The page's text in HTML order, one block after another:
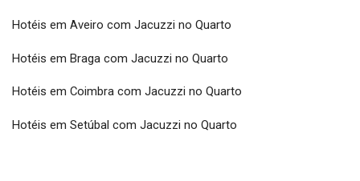
Hotéis em Aveiro com Jacuzzi no Quarto
Hotéis em Braga com Jacuzzi no Quarto
Hotéis em Coimbra com Jacuzzi no Quarto
Hotéis em Setúbal com Jacuzzi no Quarto